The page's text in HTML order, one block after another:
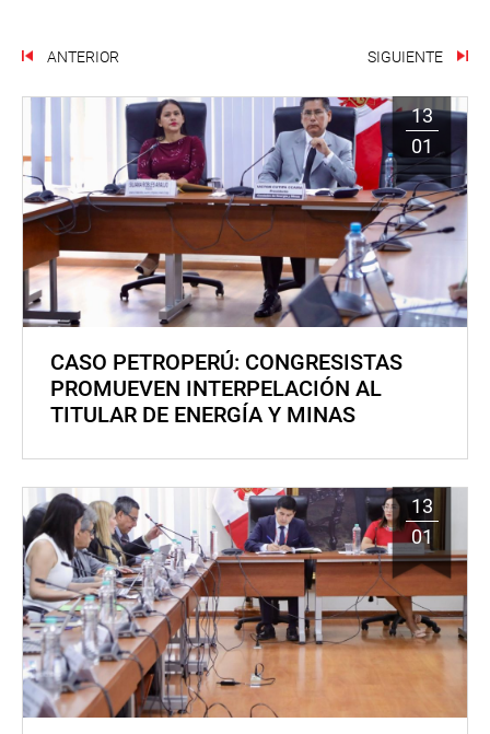
ANTERIOR SIGUIENTE
13
01
CASO PETROPERÚ: CONGRESISTAS
PROMUEVEN INTERPELACIÓN AL
TITULAR DE ENERGÍA Y MINAS
13
01